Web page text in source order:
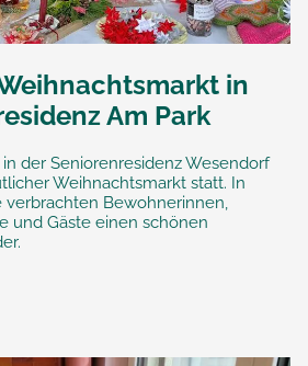
in
Am Park
der Seniorenresidenz Wesendorf
Weihnachtsmarkt statt. In
Bewohnerinnen,
und Gäste einen schönen